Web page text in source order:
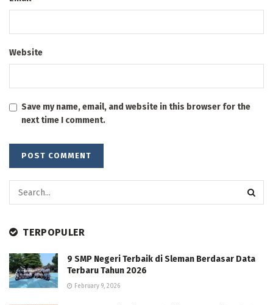
Website
Save my name, email, and website in this browser for the
next time I comment.
TERPOPULER
9 SMP Negeri Terbaik di Sleman Berdasar Data
Terbaru Tahun 2026
February 9, 2026